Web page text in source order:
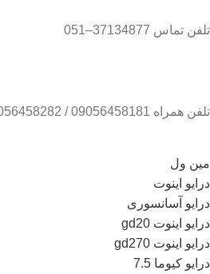
تلفن تماس 37134877–051
تلفن همراه 09056458181 / 09056458282
مین ول
درایو اینوت
درایو آسانسوری
درایو اینوت gd20
درایو اینوت gd270
درایو کیوما 7.5